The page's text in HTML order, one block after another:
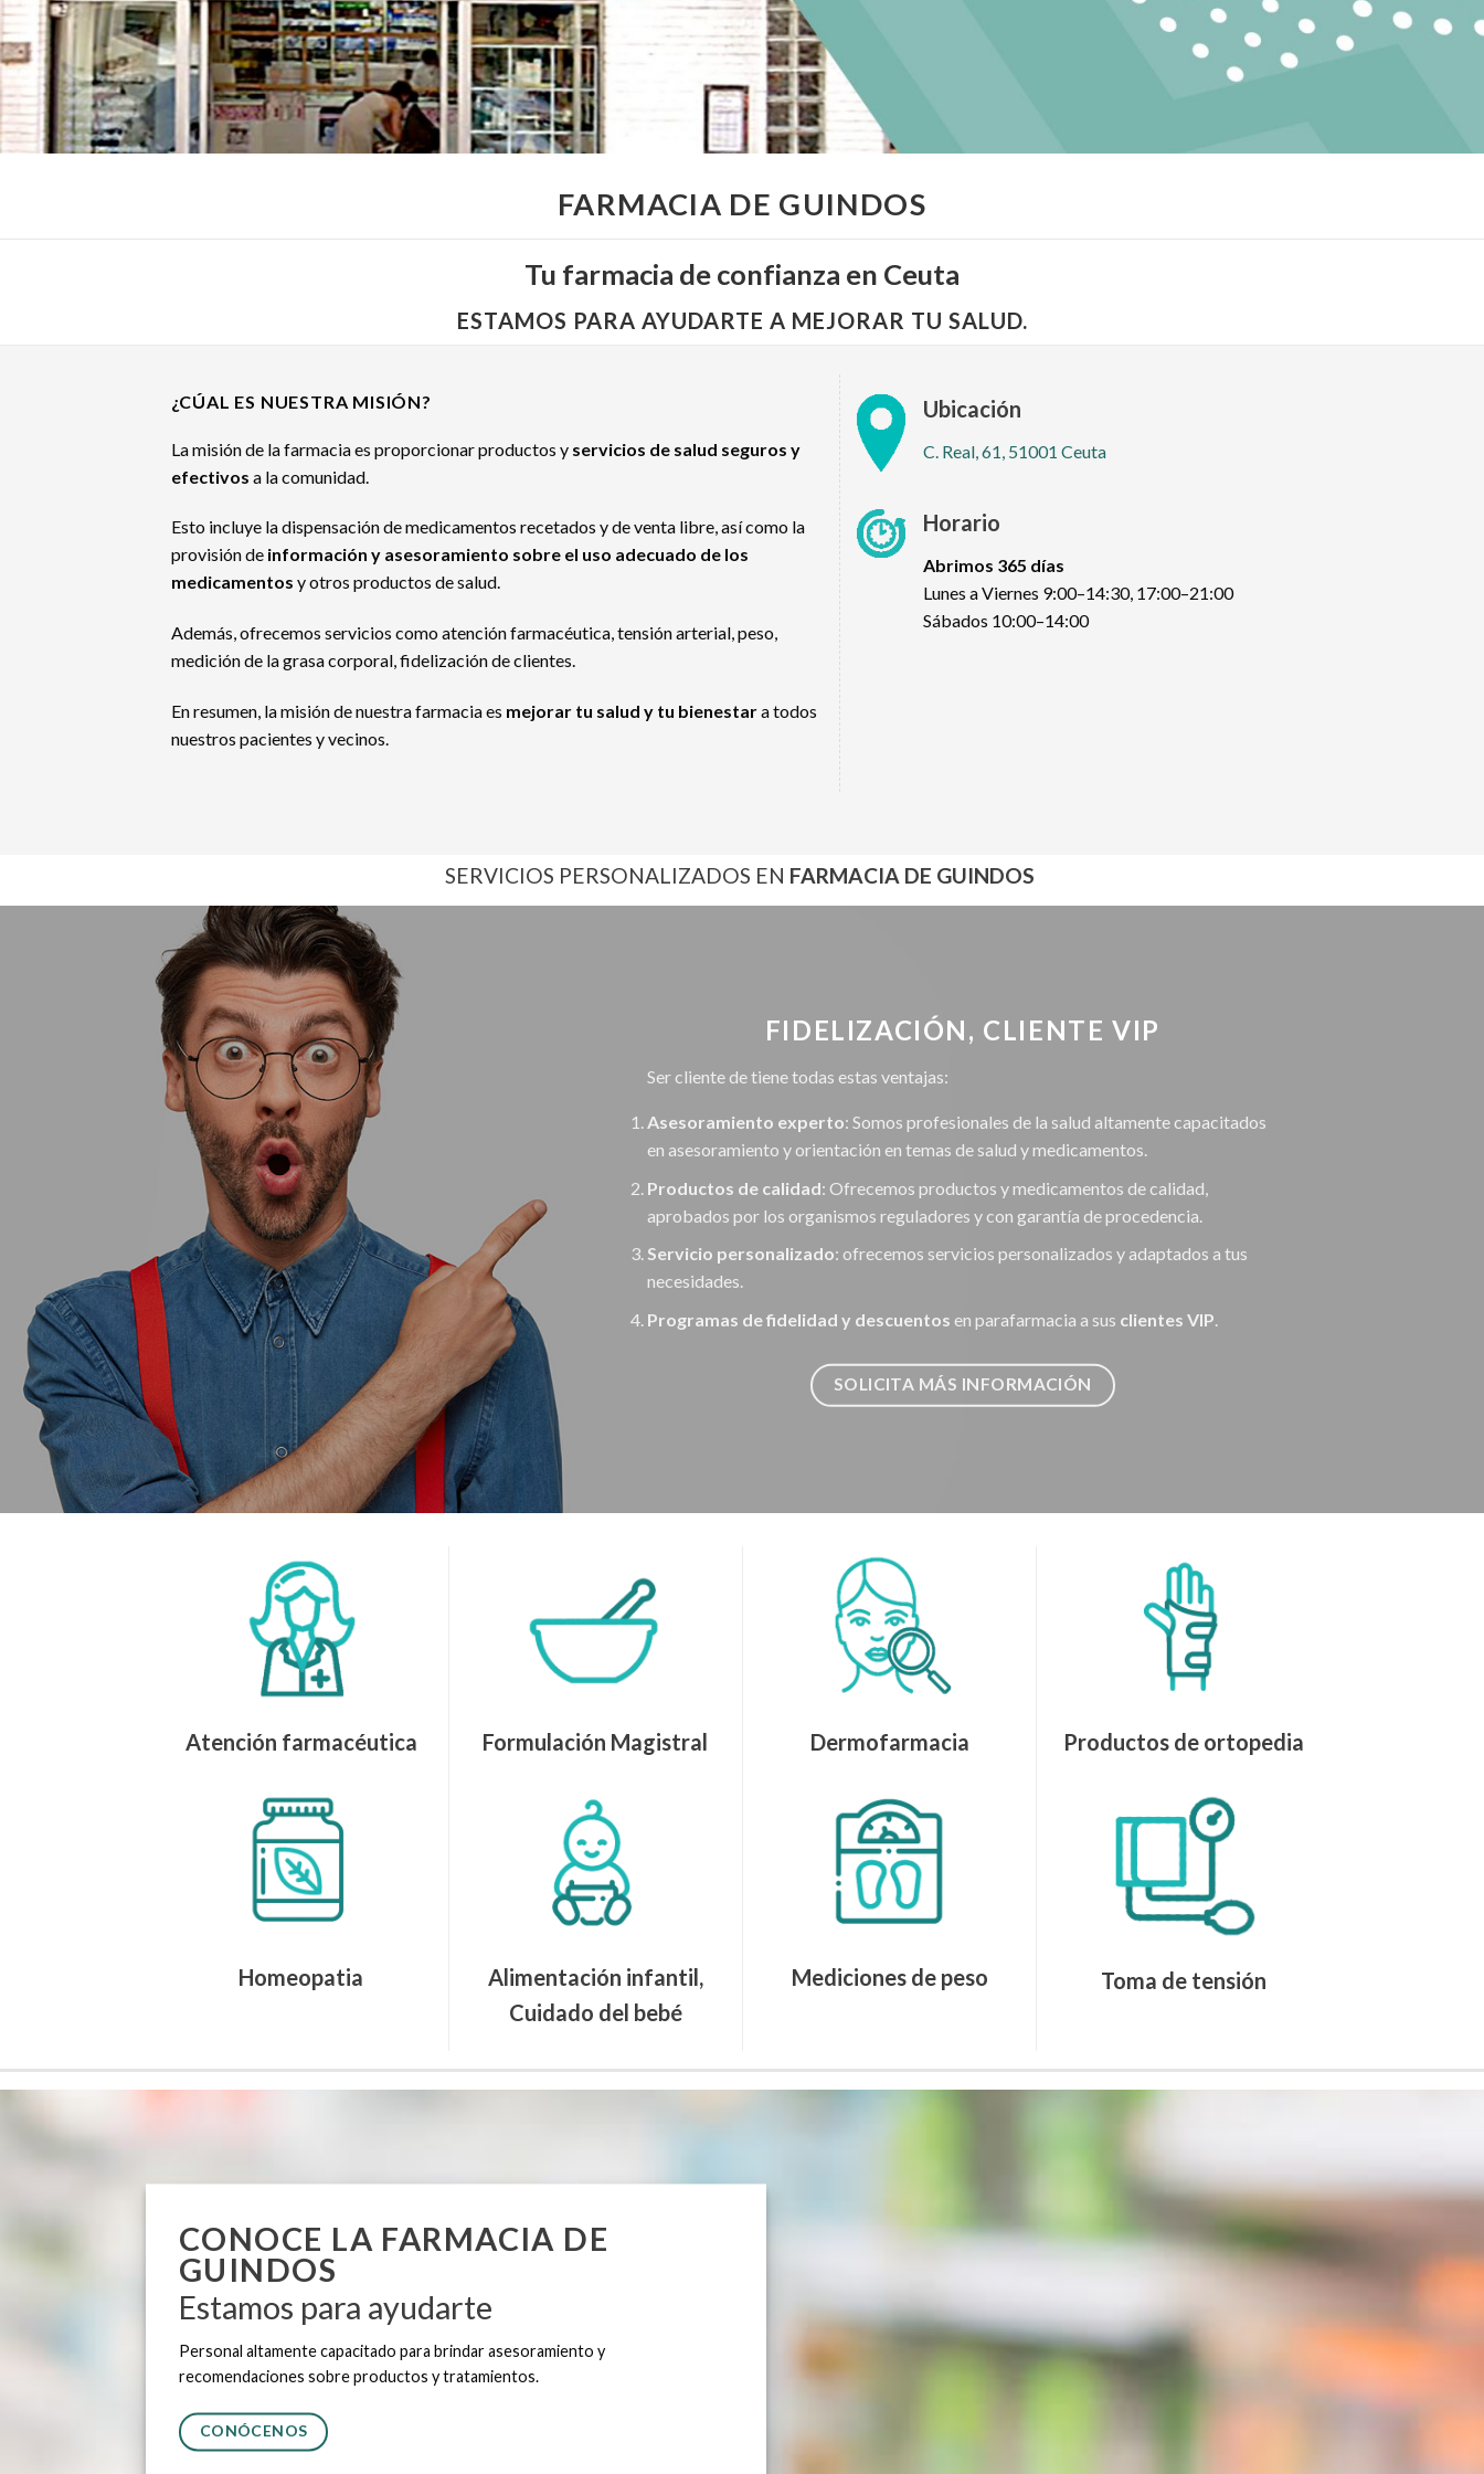
FARMACIA DE GUINDOS
Tu farmacia de confianza en Ceuta
ESTAMOS PARA AYUDARTE A MEJORAR TU SALUD.
¿CÚAL ES NUESTRA MISIÓN?
La misión de la farmacia es proporcionar productos y servicios de salud seguros y
efectivos a la comunidad.
Esto incluye la dispensación de medicamentos recetados y de venta libre, así como la
provisión de información y asesoramiento sobre el uso adecuado de los
medicamentos y otros productos de salud.
Además, ofrecemos servicios como atención farmacéutica, tensión arterial, peso,
medición de la grasa corporal, fidelización de clientes.
En resumen, la misión de nuestra farmacia es mejorar tu salud y tu bienestara todos
nuestros pacientes y vecinos.
Ubicación
C. Real, 61, 51001 Ceuta
Horario
Abrimos 365 días
Lunes a Viernes 9:00–14:30, 17:00–21:00
Sábados 10:00–14:00
SERVICIOS PERSONALIZADOS EN FARMACIA DE GUINDOS
FIDELIZACIÓN, CLIENTE VIP
Ser cliente de tiene todas estas ventajas:
Asesoramiento experto: Somos profesionales de la salud altamente capacitados
en asesoramiento y orientación en temas de salud y medicamentos.
Productos de calidad: Ofrecemos productos y medicamentos de calidad,
aprobados por los organismos reguladores y con garantía de procedencia.
Servicio personalizado: ofrecemos servicios personalizados y adaptados a tus
necesidades.
Programas de fidelidad y descuentos en parafarmacia a sus clientes VIP
SOLICITA MÁS INFORMACIÓN
Atención farmacéutica Formulación Magistral Dermofarmacia Productos de ortopedia
Homeopatia
Alimentación infantil,
Cuidado del bebé
Mediciones de peso Toma de tensión
CONOCE LA FARMACIA DE
GUINDOS
Estamos para ayudarte
Personal altamente capacitado para brindar asesoramiento y
recomendaciones sobre productos y tratamientos.
CONÓCENOS